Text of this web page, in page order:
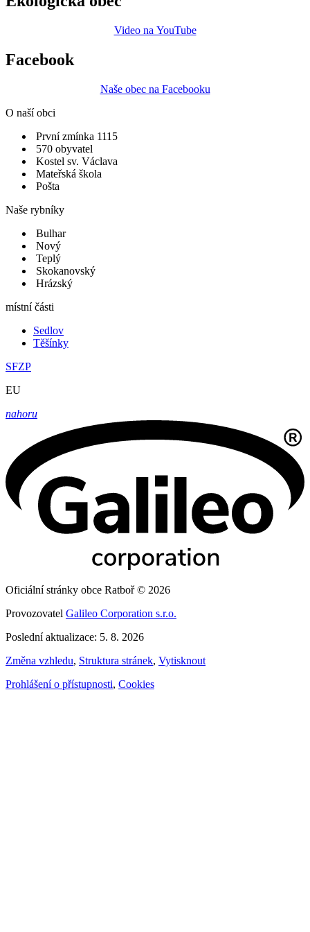
Video na YouTube
Facebook
Naše obec na Facebooku
O naší obci
První zmínka 1115
570 obyvatel
Kostel sv. Václava
Mateřská škola
Pošta
Naše rybníky
Bulhar
Nový
Teplý
Skokanovský
Hrázský
místní části
Sedlov
Těšínky
SFZP
EU
nahoru
Oficiální stránky obce Ratboř © 2026
Provozovatel Galileo Corporation s.r.o.
Poslední aktualizace: 5. 8. 2026
Změna vzhledu, Struktura stránek, Vytisknout
Prohlášení o přístupnosti, Cookies